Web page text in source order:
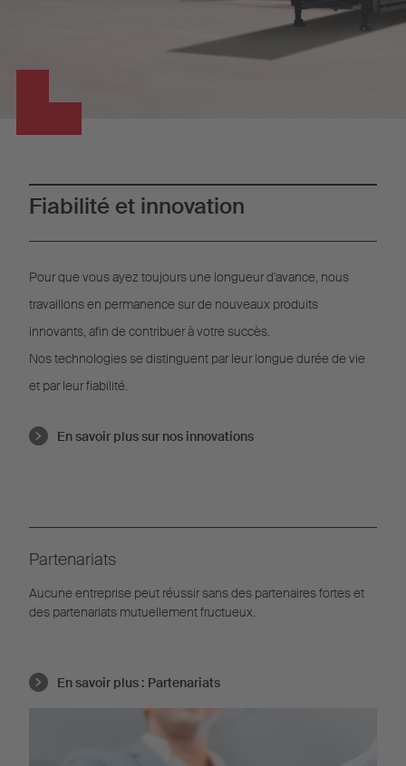
Fiabilité et innovation
Pour que vous ayez toujours une longueur d'avance, nous
travaillons en permanence sur de nouveaux produits
innovants, afin de contribuer à votre succès.
Nos technologies se distinguent par leur longue durée de vie
et par leur fiabilité.
En savoir plus sur nos innovations
Partenariats
Aucune entreprise peut réussir sans des partenaires fortes et
des partenariats mutuellement fructueux.
En savoir plus : Partenariats